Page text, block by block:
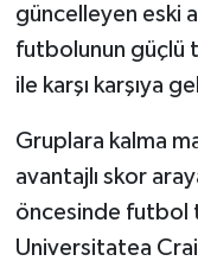
güncelleyen eski
futbolunun güçlü
ile karşı karşıya
Gruplara kalma
avantajlı skor
öncesinde futbol
Universitatea
MAGAZİN
Manyas